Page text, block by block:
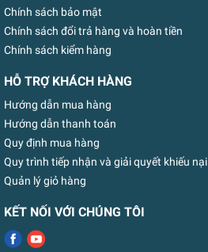
Chính sách bảo mật
Chính sách đổi trả hàng và hoàn tiền
Chính sách kiểm hàng
HỖ TRỢ KHÁCH HÀNG
Hướng dẫn mua hàng
Hướng dẫn thanh toán
Quy định mua hàng
Quy trình tiếp nhận và giải quyết khiếu nại
Quản lý giỏ hàng
KẾT NỐI VỚI CHÚNG TÔI